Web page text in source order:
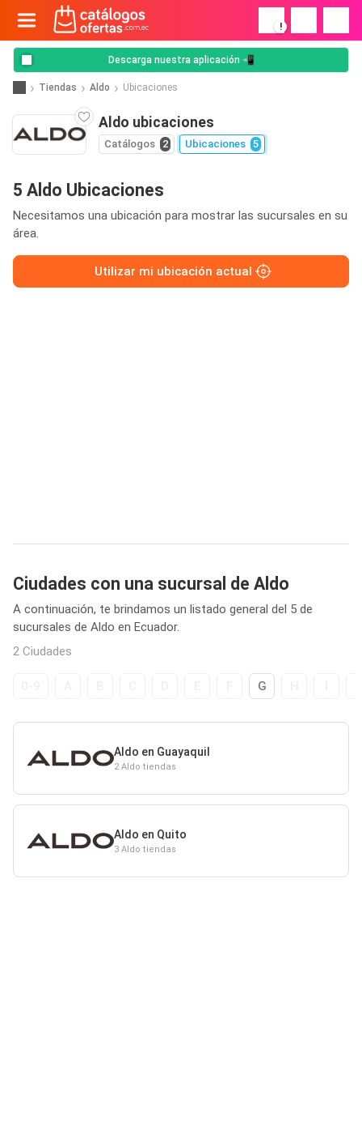
!
Descarga nuestra aplicación 📲
Tiendas Aldo Ubicaciones
Aldo ubicaciones
Catálogos 2 Ubicaciones 5
5 Aldo Ubicaciones
Necesitamos una ubicación para mostrar las sucursales en su
área.
Utilizar mi ubicación actual
Ciudades con una sucursal de Aldo
A continuación, te brindamos un listado general del 5 de
sucursales de Aldo en Ecuador.
2 Ciudades
G
Aldo en Guayaquil
2 Aldo tiendas
Aldo en Quito
3 Aldo tiendas